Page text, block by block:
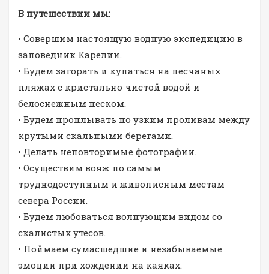
В путешествии мы:
• Совершим настоящую водную экспедицию в
заповедник Карелии.
• Будем загорать и купаться на песчаных
пляжах с кристально чистой водой и
белоснежным песком.
• Будем проплывать по узким проливам между
крутыми скальными берегами.
• Делать неповторимые фотографии.
• Осуществим вояж по самым
труднодоступным и живописным местам
севера России.
• Будем любоваться волнующим видом со
скалистых утесов.
• Поймаем сумасшедшие и незабываемые
эмоции при хождении на каяках.